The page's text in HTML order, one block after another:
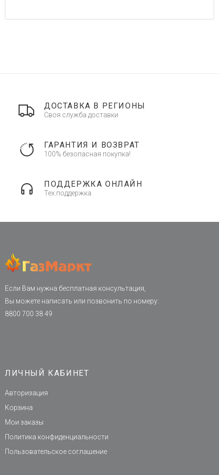
ДОСТАВКА В РЕГИОНЫ
Своя служба доставки
ГАРАНТИЯ И ВОЗВРАТ
100% безопасная покупка!
ПОДДЕРЖКА ОНЛАЙН
Тех.поддержка
Если Вам нужна бесплатная консультация,
Вы можете написать или позвонить по номеру:
8800 700 38 49
ЛИЧНЫЙ КАБИНЕТ
Авторизация
Корзина
Мои заказы
Политика конфиденциальности
Пользовательское соглашение